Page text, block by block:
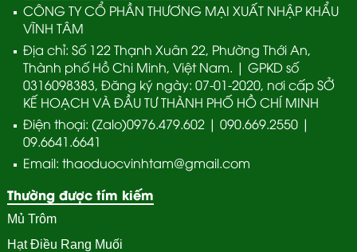
CÔNG TY CỔ PHẦN THƯƠNG MẠI XUẤT NHẬP KHẨU
VĨNH TÂM
Địa chỉ: Số 122 Thạnh Xuân 22, Phường Thới An,
Thành phố Hồ Chi Minh, Việt Nam. | GPKD số
0316098383, Đăng ký ngày: 07-01-2020, nơi cấp SỞ
KẾ HOẠCH VÀ ĐẦU TƯ THÀNH PHỐ HỒ CHÍ MINH
Điện thoại: (Zalo)0976.479.602 | 090.669.2550 |
09.6641.6641
Email: thaoduocvinhtam@gmail.com
Thường được tím kiếm
Mủ Trôm
Hạt Điều Rang Muối